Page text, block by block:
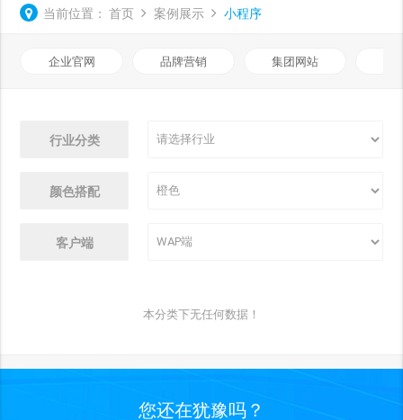
当前位置： 首页 案例展示 小程序
企业官网 品牌营销 集团网站
行业分类
颜色搭配
客户端
本分类下无任何数据！
您还在犹豫吗？